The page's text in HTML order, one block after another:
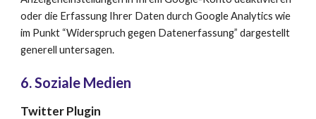
oder die Erfassung Ihrer Daten durch Google Analytics wie
im Punkt “Widerspruch gegen Datenerfassung” dargestellt
generell untersagen.
6. Soziale Medien
Twitter Plugin